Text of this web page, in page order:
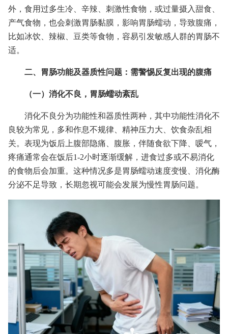
外，食用过多生冷、辛辣、刺激性食物，或过量摄入甜食、
产气食物，也会刺激胃肠黏膜，影响胃肠蠕动，导致腹痛，
比如冰饮、辣椒、豆类等食物，容易引发敏感人群的胃肠不
适。
二、胃肠功能及器质性问题：需警惕反复出现的腹痛
（一）消化不良，胃肠蠕动紊乱
消化不良分为功能性和器质性两种，其中功能性消化不
良较为常见，多和作息不规律、精神压力大、饮食杂乱相
关。表现为饭后上腹部隐痛、腹胀，伴随食欲下降、嗳气，
疼痛通常会在饭后1-2小时逐渐缓解，进食过多或不易消化
的食物后会加重。这种情况多是胃肠蠕动速度变慢、消化酶
分泌不足导致，长期忽视可能会发展为慢性胃肠问题。